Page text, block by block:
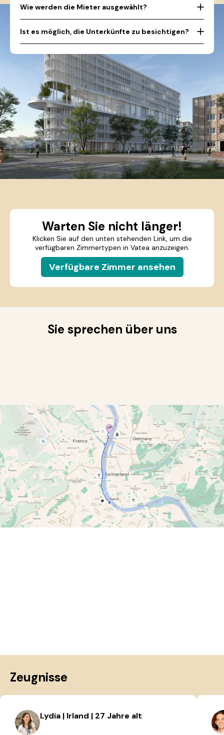
Wie werden die Mieter ausgewählt?
Ist es möglich, die Unterkünfte zu besichtigen?
Warten Sie nicht länger!
Klicken Sie auf den unten stehenden Link, um die
verfügbaren Zimmertypen in Vatea anzuzeigen.
Verfügbare Zimmer ansehen
Sie sprechen über uns
Zeugnisse
Lydia | Irland | 27 Jahre alt